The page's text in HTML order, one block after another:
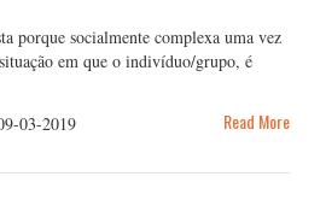
porque socialmente complexa uma vez
em que o indivíduo/grupo, é
03-2019 Read More